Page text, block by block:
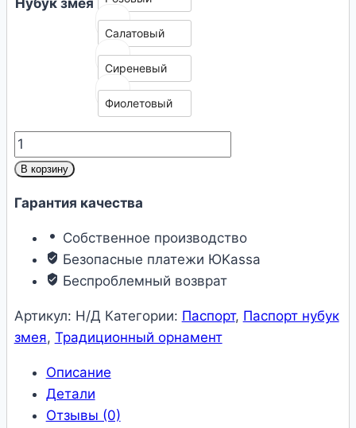
Салатовый
Сиреневый
Фиолетовый
Количество
товара
на
«Хохлома
ПАСПОРТ»
змея
В корзину
Гарантия качества
Собственное производство
Безопасные платежи ЮKassa
Беспроблемный возврат
Артикул: Н/Д Категории: Паспорт, Паспорт нубук
змея, Традиционный орнамент
Описание
Детали
Отзывы (0)